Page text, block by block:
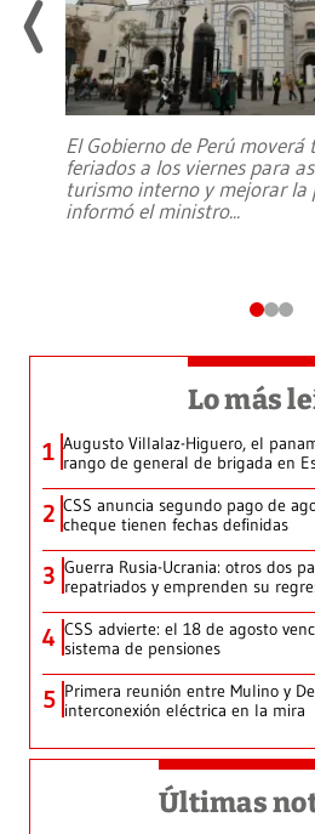
El Gobierno de Perú moverá
feriados a los viernes para
turismo interno y mejorar la
informó el ministro...
Lo más
1 Augusto Villalaz-Higuero, el
rango de general de brigada en
2 CSS anuncia segundo pago de
cheque tienen fechas definidas
3 Guerra Rusia-Ucrania: otros dos
repatriados y emprenden su
4 CSS advierte: el 18 de agosto
sistema de pensiones
5 Primera reunión entre Mulino y
interconexión eléctrica en la mira
Últimas